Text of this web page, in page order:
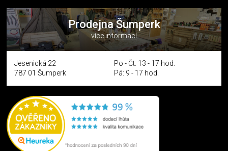
Prodejna Šumperk
více informací
Jesenická 22
787 01 Šumperk
Po - Čt: 13 - 17 hod.
Pá: 9 - 17 hod.